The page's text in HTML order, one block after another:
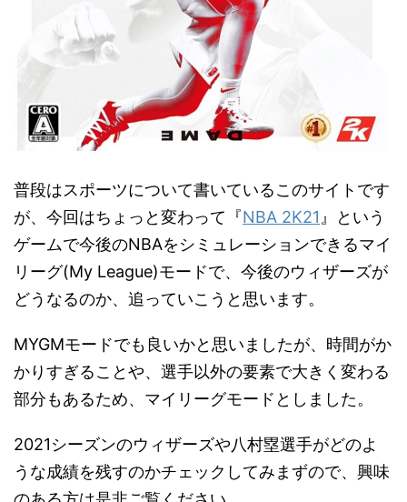
普段はスポーツについて書いているこのサイトです
が、今回はちょっと変わって『NBA 2K21 』という
ゲームで今後のNBAをシミュレーションできるマイ
リーグ(My League)モードで、今後のウィザーズが
どうなるのか、追っていこうと思います。
MYGMモードでも良いかと思いましたが、時間がか
かりすぎることや、選手以外の要素で大きく変わる
部分もあるため、マイリーグモードとしました。
2021シーズンのウィザーズや八村塁選手がどのよ
うな成績を残すのかチェックしてみまずので、興味